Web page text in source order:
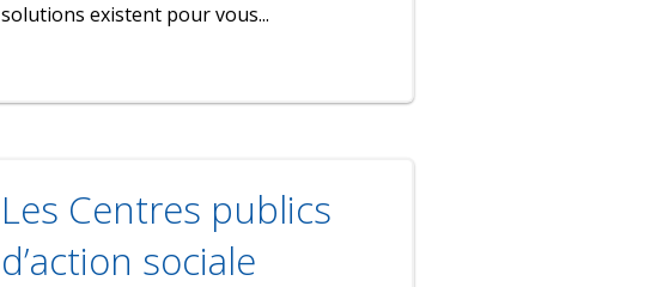
solutions existent pour vous...
Les Centres publics
d’action sociale